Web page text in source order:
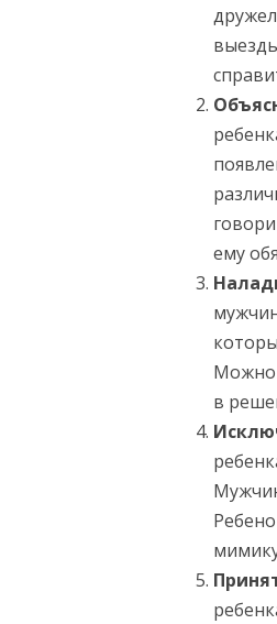
ему
Можно
в